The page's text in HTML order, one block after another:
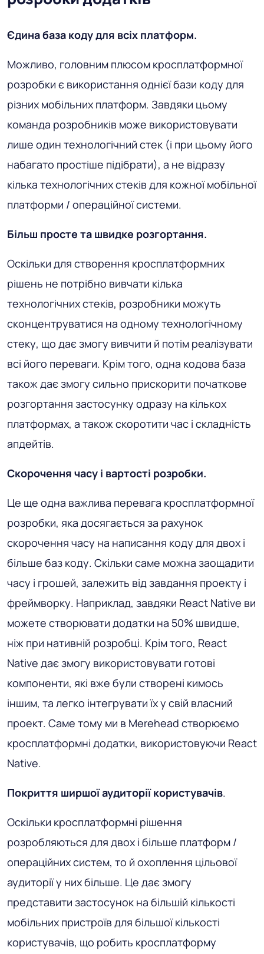
Єдина база коду для всіх платформ.
Можливо, головним плюсом кросплатформної
розробки є використання однієї бази коду для
різних мобільних платформ. Завдяки цьому
команда розробників може використовувати
лише один технологічний стек (і при цьому його
набагато простіше підібрати), а не відразу
кілька технологічних стеків для кожної мобільної
платформи / операційної системи.
Більш просте та швидке розгортання.
Оскільки для створення кросплатформних
рішень не потрібно вивчати кілька
технологічних стеків, розробники можуть
сконцентруватися на одному технологічному
стеку, що дає змогу вивчити й потім реалізувати
всі його переваги. Крім того, одна кодова база
також дає змогу сильно прискорити початкове
розгортання застосунку одразу на кількох
платформах, а також скоротити час і складність
апдейтів.
Скорочення часу і вартості розробки.
Це ще одна важлива перевага кросплатформної
розробки, яка досягається за рахунок
скорочення часу на написання коду для двох і
більше баз коду. Скільки саме можна заощадити
часу і грошей, залежить від завдання проекту і
фреймворку. Наприклад, завдяки React Native ви
можете створювати додатки на 50% швидше,
ніж при нативній розробці. Крім того, React
Native дає змогу використовувати готові
компоненти, які вже були створені кимось
іншим, та легко інтегрувати їх у свій власний
проект. Саме тому ми в Merehead створюємо
кросплатформні додатки, використовуючи React
Native.
Покриття ширшої аудиторії користувачів.
Оскільки кросплатформні рішення
розробляються для двох і більше платформ /
операційних систем, то й охоплення цільової
аудиторії у них більше. Це дає змогу
представити застосунок на більшій кількості
мобільних пристроїв для більшої кількості
користувачів, що робить кросплатформу